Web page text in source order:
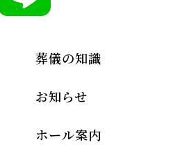
葬儀の知識
お知らせ
ホール案内